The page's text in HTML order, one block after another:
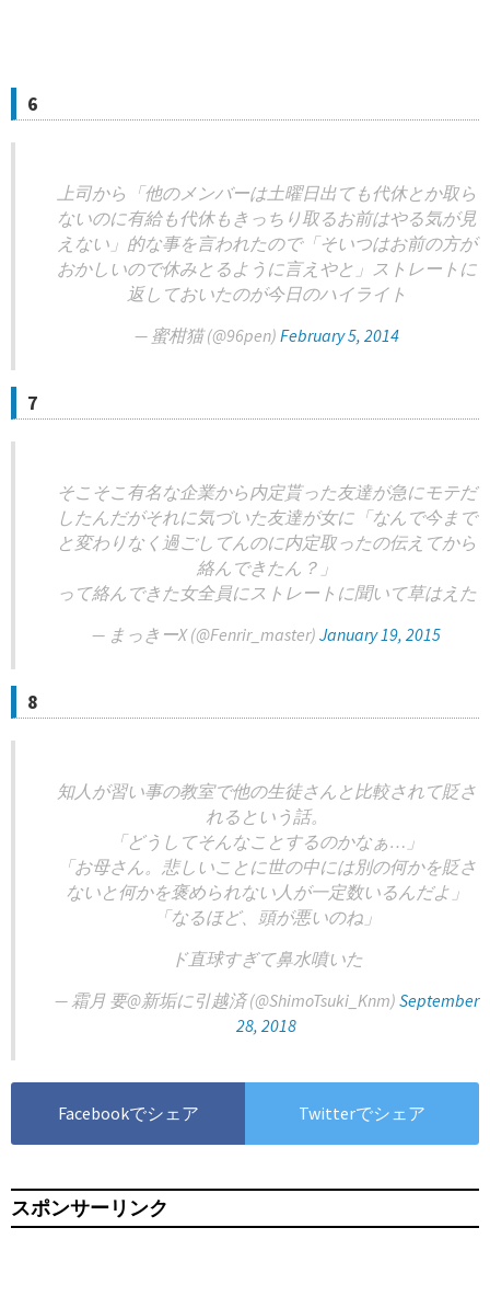
6
上司から「他のメンバーは土曜日出ても代休とか取ら
ないのに有給も代休もきっちり取るお前はやる気が見
えない」的な事を言われたので「そいつはお前の方が
おかしいので休みとるように言えやと」ストレートに
返しておいたのが今日のハイライト
— 蜜柑猫 (@96pen) February 5, 2014
7
そこそこ有名な企業から内定貰った友達が急にモテだ
したんだがそれに気づいた友達が女に「なんで今まで
と変わりなく過ごしてんのに内定取ったの伝えてから
絡んできたん？」
って絡んできた女全員にストレートに聞いて草はえた
— まっきーX (@Fenrir_master) January 19, 2015
8
知人が習い事の教室で他の生徒さんと比較されて貶さ
れるという話。
「どうしてそんなことするのかなぁ…」
「お母さん。悲しいことに世の中には別の何かを貶さ
ないと何かを褒められない人が一定数いるんだよ」
「なるほど、頭が悪いのね」
ド直球すぎて鼻水噴いた
— 霜月 要@新垢に引越済 (@ShimoTsuki_Knm) September
28, 2018
Facebookでシェア Twitterでシェア
スポンサーリンク